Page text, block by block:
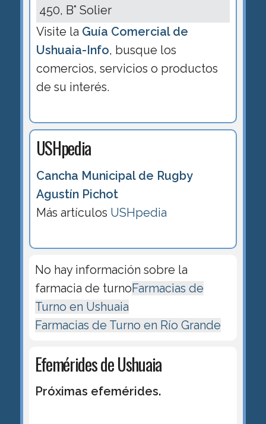
450, B° Solier
Visite la Guía Comercial de
Ushuaia-Info, busque los
comercios, servicios o productos
de su interés.
USHpedia
Cancha Municipal de Rugby
Agustín Pichot
Más artículos USHpedia
No hay información sobre la
farmacia de turnoFarmacias de
Turno en Ushuaia
Farmacias de Turno en Río Grande
Efemérides de Ushuaia
Próximas efemérides.